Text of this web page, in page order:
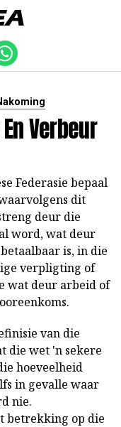
Verbeur
Federasie bepaal
dit
deur die
word, wat deur
is, in die
verpligting of
wat deur arbeid of
van die
die wet 'n sekere
hoeveelheid
in gevalle waar
nie.
betrekking op die